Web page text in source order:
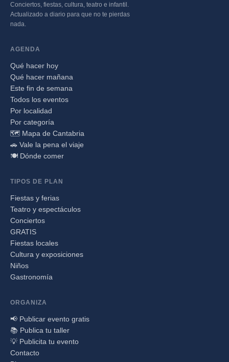
Conciertos, fiestas, cultura, teatro e infantil.
Actualizado a diario para que no te pierdas
nada.
AGENDA
Qué hacer hoy
Qué hacer mañana
Este fin de semana
Todos los eventos
Por localidad
Por categoría
🗺️ Mapa de Cantabria
🚗 Vale la pena el viaje
🍽️ Dónde comer
TIPOS DE PLAN
Fiestas y ferias
Teatro y espectáculos
Conciertos
GRATIS
Fiestas locales
Cultura y exposiciones
Niños
Gastronomía
ORGANIZA
📢 Publicar evento gratis
📚 Publica tu taller
💡 Publicita tu evento
Contacto